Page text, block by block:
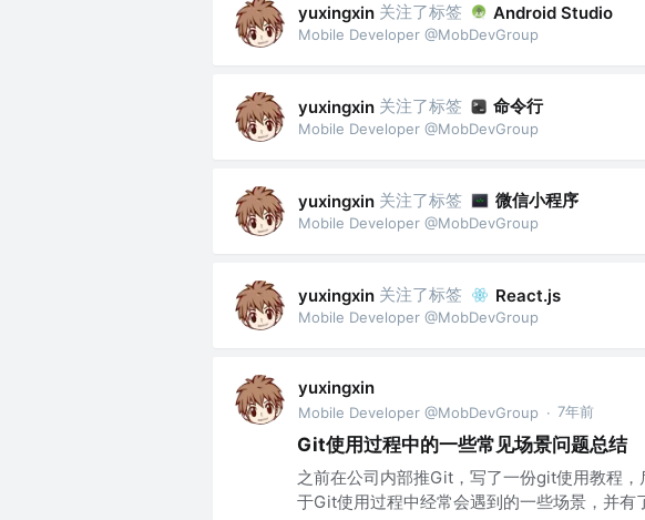
yuxingxin 关注了标签 Android Studio
Mobile Developer @MobDevGroup
yuxingxin 关注了标签 命令行
Mobile Developer @MobDevGroup
yuxingxin 关注了标签 微信小程序
Mobile Developer @MobDevGroup
yuxingxin 关注了标签 React.js
Mobile Developer @MobDevGroup
yuxingxin
Mobile Developer @MobDevGroup · 7年前
Git使用过程中的一些常见场景问题总结
之前在公司内部推Git，写了一份git使用教程
于Git使用过程中经常会遇到的一些场景，并有